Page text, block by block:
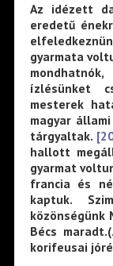
Az idézett
eredetű
gyarmata
ízlésünket
mesterek
magyar
tárgyaltak.
hallott
gyarmat
francia és
kaptuk.
közönségünk
Bécs
korifeusai